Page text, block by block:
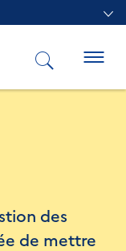
des
de mettre